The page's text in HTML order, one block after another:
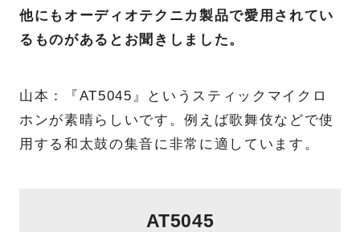
他にもオーディオテクニカ製品で愛用されてい
るものがあるとお聞きしました。
山本：『AT5045』というスティックマイクロ
ホンが素晴らしいです。例えば歌舞伎などで使
用する和太鼓の集音に非常に適しています。
AT5045